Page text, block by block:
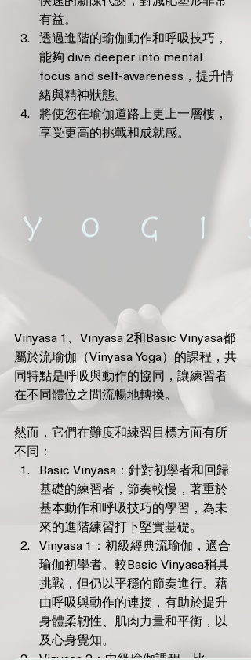
有益。
透過進階的瑜伽動作和呼吸技巧，
能夠 dive deeper into mental
focus and self-awareness，提升情
緒與精神狀態。
將使您在瑜伽道路上更上一層樓，
享受更高的挑戰和成就感。
Vinyasa 1、Vinyasa 2和Basic Vinyasa都
屬於流瑜伽（Vinyasa Yoga）的課程，共
同特點是呼吸與動作的協同，讓練習者
在不同體位之間流暢地轉換。
然而，它們在難度和練習目標方面有所
不同：
Basic Vinyasa：針對初學者和回歸
基礎的練習者，節奏較慢，著重於
基本動作和呼吸技巧的學習，為未
來的進階練習打下堅實基礎。
Vinyasa 1：初級經典流瑜伽，適合
瑜伽初學者。較Basic Vinyasa稍具
挑戰，但仍以平穩的節奏進行。藉
由呼吸與動作的連接，有助於提升
身體柔韌性、肌肉力量和平衡，以
及心身覺知。